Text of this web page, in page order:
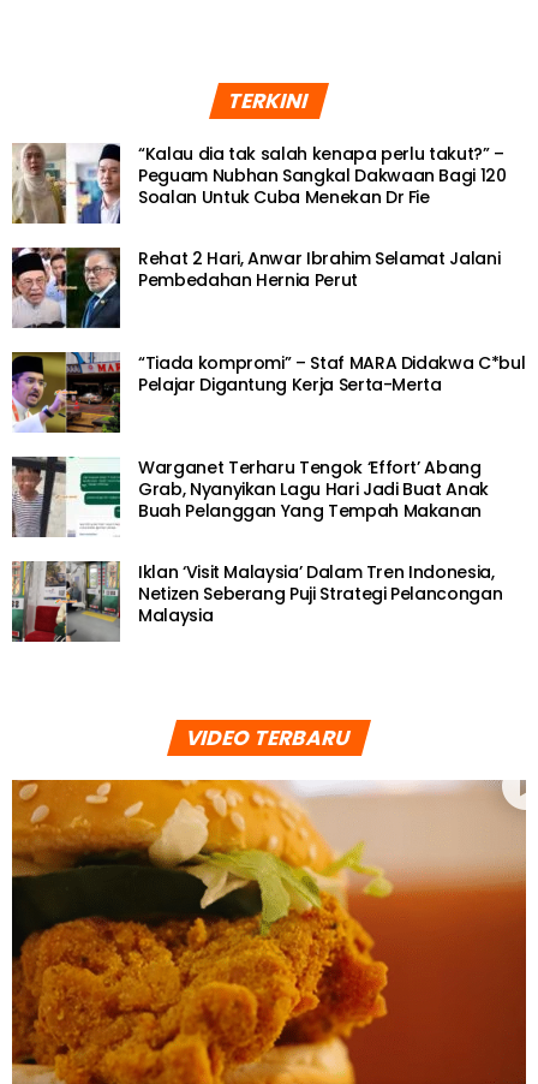
TERKINI
“Kalau dia tak salah kenapa perlu takut?” –
Peguam Nubhan Sangkal Dakwaan Bagi 120
Soalan Untuk Cuba Menekan Dr Fie
Rehat 2 Hari, Anwar Ibrahim Selamat Jalani
Pembedahan Hernia Perut
“Tiada kompromi” – Staf MARA Didakwa C*bul
Pelajar Digantung Kerja Serta-Merta
Warganet Terharu Tengok ‘Effort’ Abang
Grab, Nyanyikan Lagu Hari Jadi Buat Anak
Buah Pelanggan Yang Tempah Makanan
Iklan ‘Visit Malaysia’ Dalam Tren Indonesia,
Netizen Seberang Puji Strategi Pelancongan
Malaysia
VIDEO TERBARU